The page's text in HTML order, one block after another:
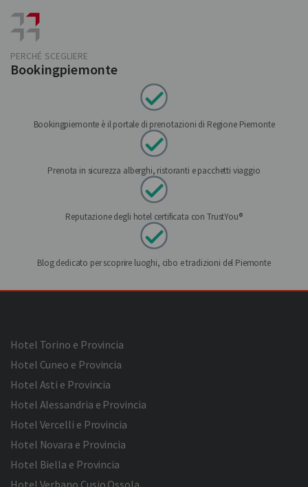
PERCHÉ SCEGLIERE
Bookingpiemonte
Bookingpiemonte è il portale di prenotazioni di Regione Piemonte
Prenota in sicurezza alberghi, ristoranti e pacchetti viaggio
Reputazione degli hotel certificata con TrustYou®
Blog dedicato per scoprire luoghi, cibo e tradizioni del Piemonte
Hotel Torino e Provincia
Hotel Cuneo e Provincia
Hotel Asti e Provincia
Hotel Alessandria e Provincia
Hotel Vercelli e Provincia
Hotel Novara e Provincia
Hotel Biella e Provincia